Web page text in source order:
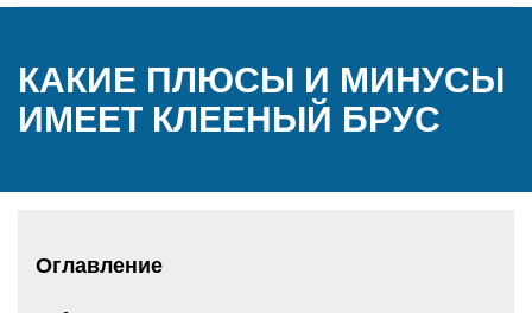
КАКИЕ ПЛЮСЫ И МИНУСЫ
ИМЕЕТ КЛЕЕНЫЙ БРУС
Оглавление